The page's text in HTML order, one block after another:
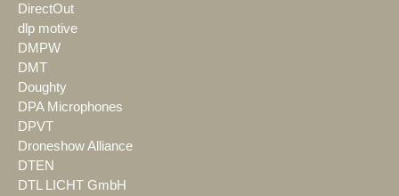
DirectOut
dlp motive
DMPW
DMT
Doughty
DPA Microphones
DPVT
Droneshow Alliance
DTEN
DTL LICHT GmbH